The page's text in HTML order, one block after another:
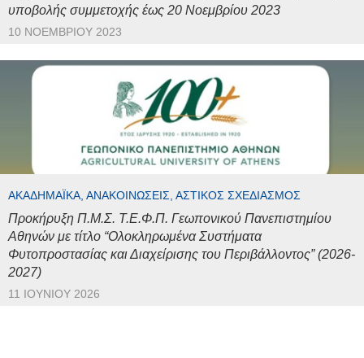
υποβολής συμμετοχής έως 20 Νοεμβρίου 2023
10 ΝΟΕΜΒΡΊΟΥ 2023
ΑΚΑΔΗΜΑΪΚΆ, ΑΝΑΚΟΙΝΏΣΕΙΣ, ΑΣΤΙΚΌΣ ΣΧΕΔΙΑΣΜΌΣ
Προκήρυξη Π.Μ.Σ. Τ.Ε.Φ.Π. Γεωπονικού Πανεπιστημίου
Αθηνών με τίτλο “Ολοκληρωμένα Συστήματα
Φυτοπροστασίας και Διαχείρισης του Περιβάλλοντος” (2026-
2027)
11 ΙΟΥΝΊΟΥ 2026